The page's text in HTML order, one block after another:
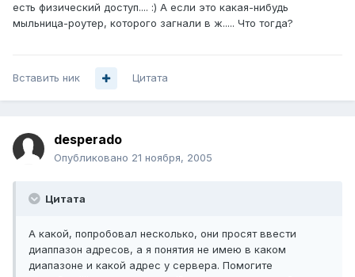
есть физический доступ.... :) А если это какая-нибудь
мыльница-роутер, которого загнали в ж..... Что тогда?
Вставить ник Цитата
desperado
Опубликовано 21 ноября, 2005
Цитата
А какой, попробовал несколько, они просят ввести
диаппазон адресов, а я понятия не имею в каком
диапазоне и какой адрес у сервера. Помогите